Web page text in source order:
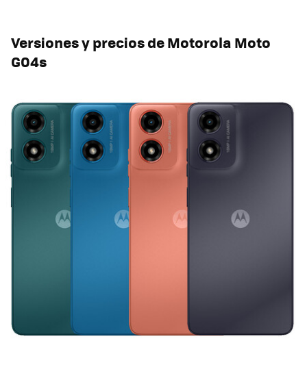
Versiones y precios de Motorola Moto
G04s